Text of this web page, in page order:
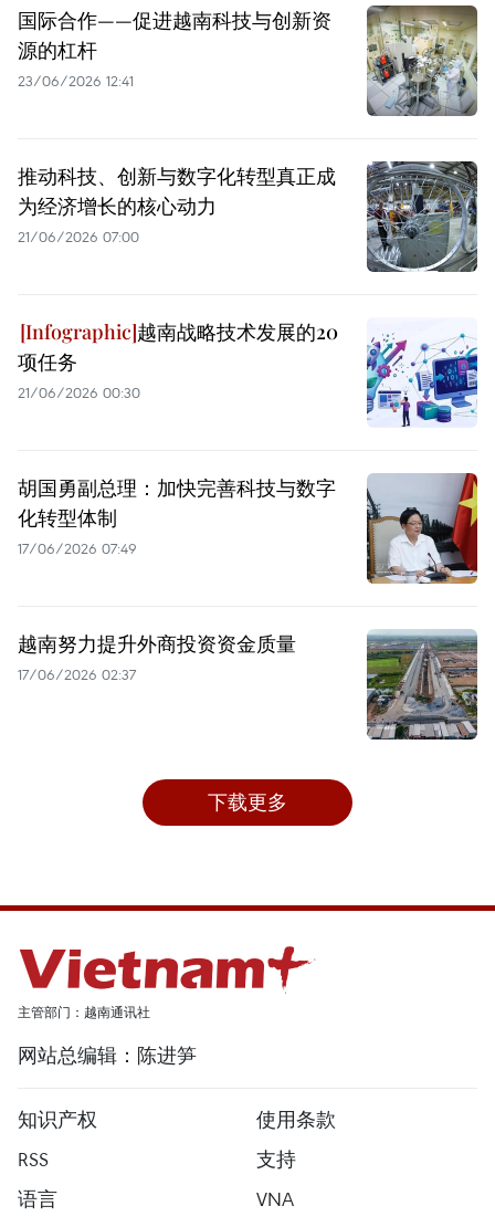
国际合作——促进越南科技与创新资
源的杠杆
23/06/2026 12:41
推动科技、创新与数字化转型真正成
为经济增长的核心动力
21/06/2026 07:00
越南战略技术发展的20
项任务
21/06/2026 00:30
胡国勇副总理：加快完善科技与数字
化转型体制
17/06/2026 07:49
越南努力提升外商投资资金质量
17/06/2026 02:37
下载更多
主管部门：越南通讯社
网站总编辑：陈进笋
知识产权
使用条款
RSS
支持
语言
VNA